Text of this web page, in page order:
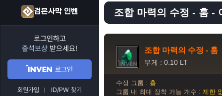
검은사막 인벤
로그인하고
출석보상 받으세요!
로그인
회원가입 ID/PW 찾기
조합 마력의 수정 - 훔 -
조합 마력의 수정 - 훔
무게 : 0.10 LT
수정 그룹 : 훔
그룹 내 최대 장착 가능 개수 : 제한